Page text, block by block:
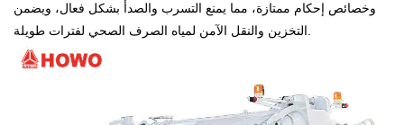
وخصائص إحكام ممتازة، مما يمنع التسرب والصدأ بشكل فعال، ويضمن
التخزين والنقل الآمن لمياه الصرف الصحي لفترات طويلة.